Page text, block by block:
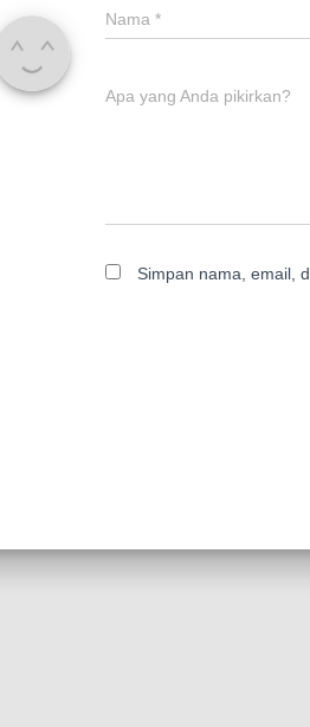
Nama *
Apa yang Anda pikirkan?
Simpan nama, email,